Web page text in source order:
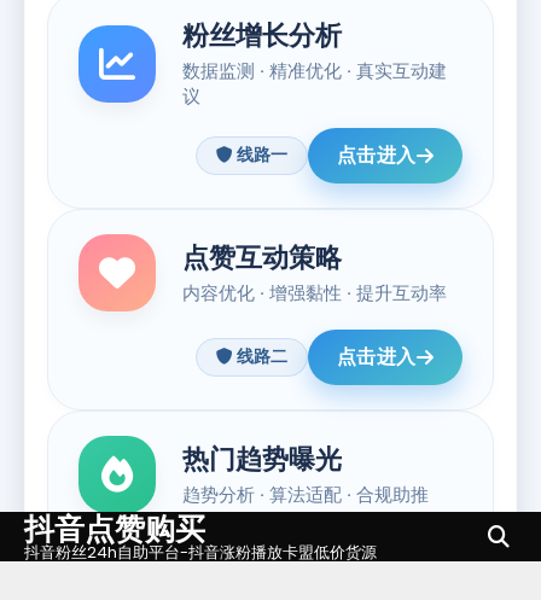
Skip抖音点赞购买
抖音粉丝24h自助平台-抖音涨粉播放卡盟低价货源